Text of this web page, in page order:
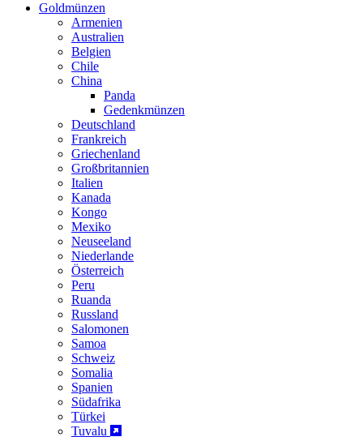
Goldmünzen
Armenien
Australien
Belgien
Chile
China
Panda
Gedenkmünzen
Deutschland
Frankreich
Griechenland
Großbritannien
Italien
Kanada
Kongo
Mexiko
Neuseeland
Niederlande
Österreich
Peru
Ruanda
Russland
Salomonen
Samoa
Schweiz
Somalia
Spanien
Südafrika
Türkei
Tuvalu